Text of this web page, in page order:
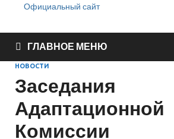
Официальный сайт
ГЛАВНОЕ МЕНЮ
НОВОСТИ
Заседания
Адаптационной
Комиссии